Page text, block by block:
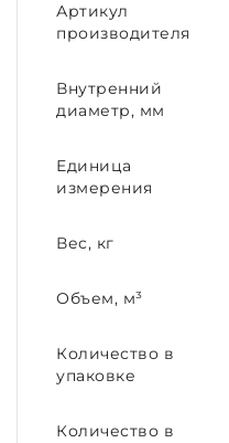
Артикул
производителя
Внутренний
диаметр, мм
Единица
измерения
Вес, кг
Объем, м³
Количество в
упаковке
Количество в